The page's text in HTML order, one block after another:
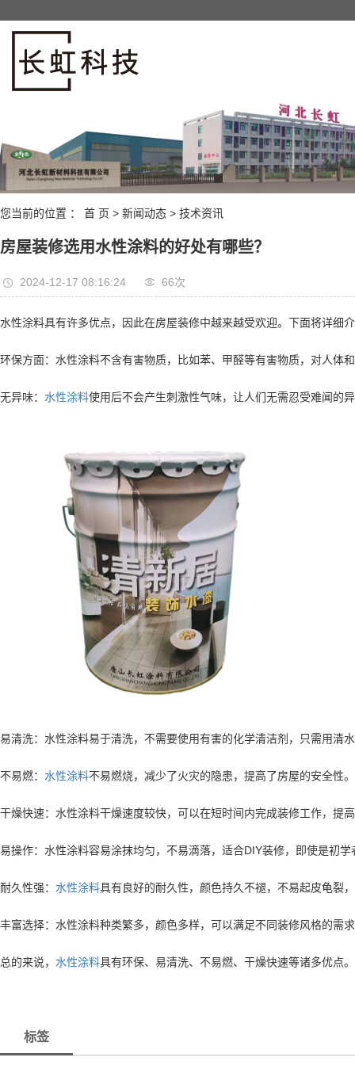
您当前的位置 ： 首 页 > 新闻动态 > 技术资讯
房屋装修选用水性涂料的好处有哪些？
2024-12-17 08:16:24 66次
水性涂料具有许多优点，因此在房屋装修中越来越受欢迎。下面将详细
环保方面：水性涂料不含有害物质，比如苯、甲醛等有害物质，对人体
无异味： 水性涂料使用后不会产生刺激性气味，让人们无需忍受难闻的
易清洗：水性涂料易于清洗，不需要使用有害的化学清洁剂，只需用清
不易燃： 水性涂料不易燃烧，减少了火灾的隐患，提高了房屋的安全性。
干燥快速：水性涂料干燥速度较快，可以在短时间内完成装修工作，提
易操作：水性涂料容易涂抹均匀，不易滴落，适合DIY装修，即使是初
耐久性强： 水性涂料具有良好的耐久性，颜色持久不褪，不易起皮龟裂
丰富选择：水性涂料种类繁多，颜色多样，可以满足不同装修风格的需
总的来说， 水性涂料具有环保、易清洗、不易燃、干燥快速等诸多优点
标签